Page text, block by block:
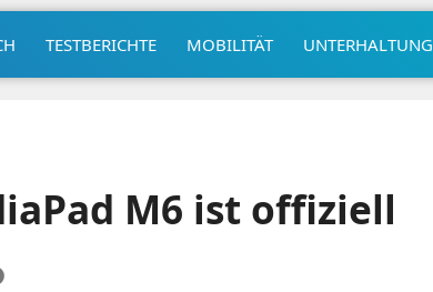
TESTBERICHTE MOBILITÄT UNTERHALTUNG
M6 ist offiziell